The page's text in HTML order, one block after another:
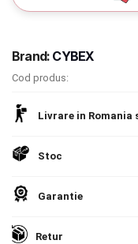
ANPC
ANPC SAL
SOL
Contact
Brand: CYBEX
Cod produs:
Livrare in Romania
Stoc
Garantie
Retur
Livrare prin curier
Romania, direct la
Detalii